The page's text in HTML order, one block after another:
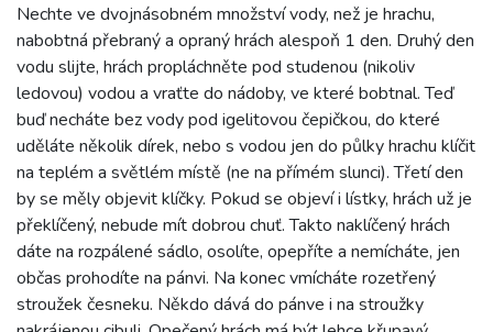
Nechte ve dvojnásobném množství vody, než je hrachu,
nabobtná přebraný a opraný hrách alespoň 1 den. Druhý den
vodu slijte, hrách propláchněte pod studenou (nikoliv
ledovou) vodou a vraťte do nádoby, ve které bobtnal. Teď
buď necháte bez vody pod igelitovou čepičkou, do které
uděláte několik dírek, nebo s vodou jen do půlky hrachu klíčit
na teplém a světlém místě (ne na přímém slunci). Třetí den
by se měly objevit klíčky. Pokud se objeví i lístky, hrách už je
překlíčený, nebude mít dobrou chuť. Takto naklíčený hrách
dáte na rozpálené sádlo, osolíte, opepříte a nemícháte, jen
občas prohodíte na pánvi. Na konec vmícháte rozetřený
stroužek česneku. Někdo dává do pánve i na stroužky